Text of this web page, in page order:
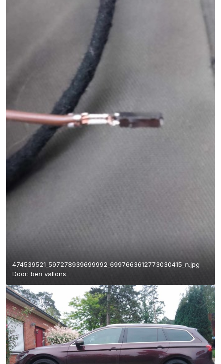
474539521_597278939699992_6997663612773030415_n.jpg
Door: ben vallons